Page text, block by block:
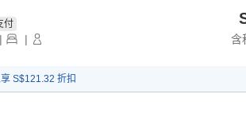
付
| | 含
S$121.32 折扣